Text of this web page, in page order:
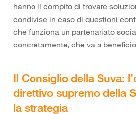
hanno il compito di trovare
condivise in caso di questioni
che funziona un partenariato
concretamente, che va a
Il Consiglio della Suva:
direttivo supremo della
la strategia